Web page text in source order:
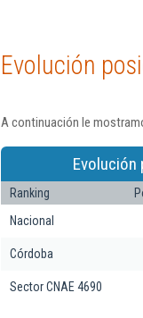
Evolución
A continuación le
Evolución
Ranking
Nacional
Córdoba
Sector CNAE 4690